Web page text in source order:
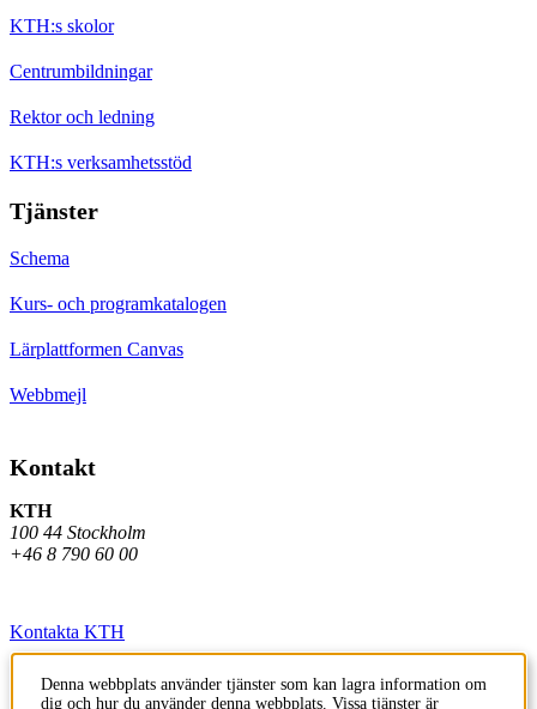
KTH:s skolor
Centrumbildningar
Rektor och ledning
KTH:s verksamhetsstöd
Tjänster
Schema
Kurs- och programkatalogen
Lärplattformen Canvas
Webbmejl
Kontakt
KTH
100 44 Stockholm
+46 8 790 60 00
Kontakta KTH
Jobba på KTH
Denna webbplats använder tjänster som kan lagra information om
dig och hur du använder denna webbplats. Vissa tjänster är